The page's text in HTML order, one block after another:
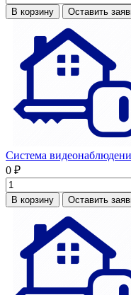
В корзину Оставить
Система
0 ₽
В корзину Оставить